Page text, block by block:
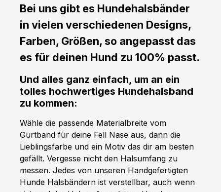
Bei uns gibt es Hundehalsbänder
in vielen verschiedenen Designs,
Farben, Größen, so angepasst das
es für deinen Hund zu 100% passt.
Und alles ganz einfach, um an ein
tolles hochwertiges Hundehalsband
zu kommen:
Wähle die passende Materialbreite vom
Gurtband für deine Fell Nase aus, dann die
Lieblingsfarbe und ein Motiv das dir am besten
gefällt. Vergesse nicht den Halsumfang zu
messen. Jedes von unseren Handgefertigten
Hunde Halsbändern ist verstellbar, auch wenn